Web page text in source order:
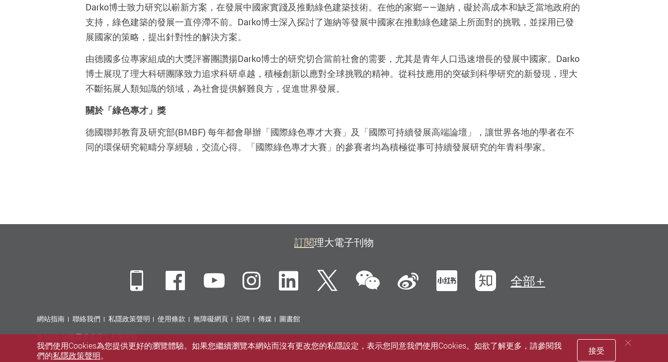
Darko博士致力研究以嶄新方案，在發展中國家實踐及推動綠色建築技術。在他的家鄉——迦納，礙於高成本和缺乏當地政府的
支持，綠色建築的發展一直停滯不前。Darko博士深入探討了迦納等發展中國家在推動綠色建築上所面對的挑戰，並採用已發
展國家的策略，提出針對性的解決方案。
由德國多位專家組成的大獎評審團讚揚Darko博士的研究切合當前社會的需要，尤其是青年人口迅速增長的發展中國家。Darko
博士展現了理大科研團隊致力追求科研卓越，積極創新以應對全球挑戰的精神。從科技應用的突破到科學研究的新發現，理大
不斷拓展人類知識的領域，為社會提供解難良方，促進世界發展。
關於「綠色專才」獎
德國聯邦教育及研究部(BMBF) 每年都會舉辦「國際綠色專才大賽」及「國際可持續發展高端論壇」，讓世界各地的學者在不
同的環保研究範疇分享經驗，交流心得。「國際綠色專才大賽」的參賽者均為積極從事可持續發展研究的年青科學家。
訂閱理大電子刊物
MobileFacebook
YouTubeInstagramLinkedIn
Twitter微信新浪微博
小紅書
知乎
全部
網站指南 聯絡我們 私隱政策聲明 使用條款 無障礙網頁 招聘 傳媒
圖書館
© 2026 版權屬香港理工大學所有
我們使用Cookies為您提供更好的瀏覽體驗。如果您繼續瀏覽本網站而沒有更改您的私隱設定，表示您同意我們使用Cookies。如欲了解更多，請參閱我
們的私隱政策聲明。 接受